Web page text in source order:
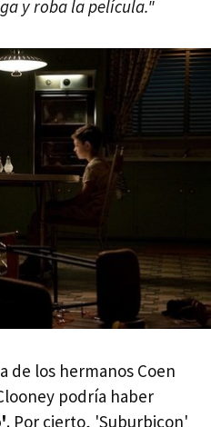
y roba la película."
de los hermanos Coen
podría haber
. Por cierto, 'Suburbicon'